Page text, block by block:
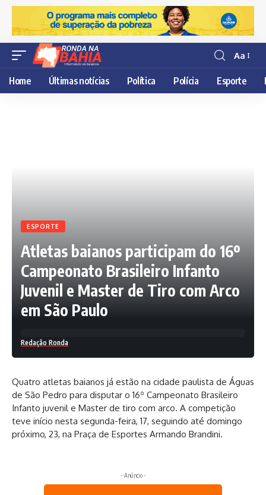
Resisor
de
fonte
Aa
Home Últimas notícias Política Polícia Esporte
ESPORTE
Atletas baianos participam do 16º
Campeonato Brasileiro Infanto
Juvenil e Master de Tiro com Arco
em São Paulo
Redação Ronda
Quatro atletas baianos já estão na cidade paulista de Águas
de São Pedro para disputar o 16º Campeonato Brasileiro
Infanto juvenil e Master de tiro com arco. A competição
teve início nesta segunda-feira, 17, seguindo até domingo
próximo, 23, na Praça de Esportes Armando Brandini.
- Anúncio -